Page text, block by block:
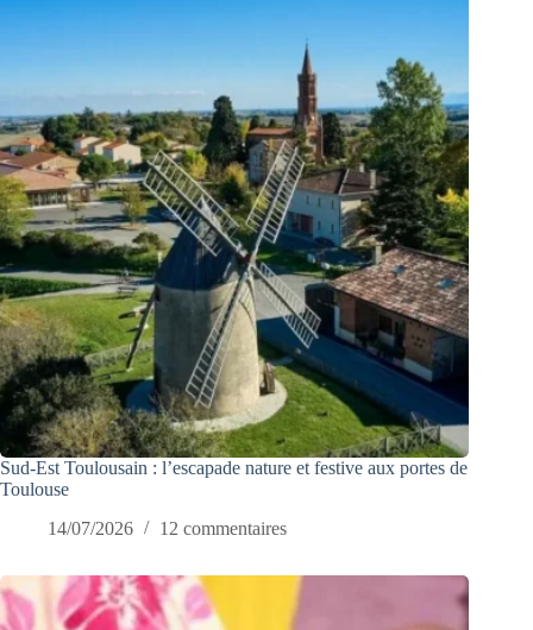
Sud-Est Toulousain : l’escapade nature et festive aux portes de
Toulouse
14/07/2026
12 commentaires